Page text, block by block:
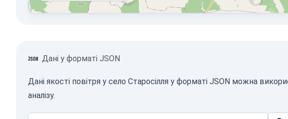
Дані у форматі JSON
Дані якості повітря у село Старосілля у форматі JSON можна
аналізу.